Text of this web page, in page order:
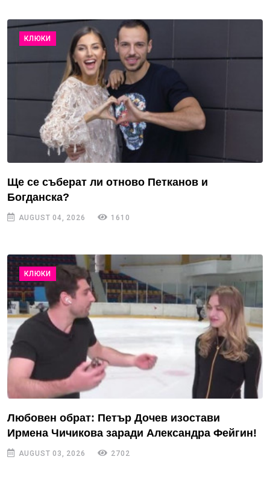
КЛЮКИ
Ще се съберат ли отново Петканов и
Богданска?
AUGUST 04, 2026 1610
КЛЮКИ
Любовен обрат: Петър Дочев изостави
Ирмена Чичикова заради Александра Фейгин!
AUGUST 03, 2026 2702